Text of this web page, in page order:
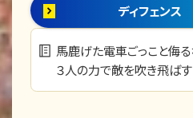
ディフェンス
馬鹿げた電車ごっこと侮
３人の力で敵を吹き飛ば